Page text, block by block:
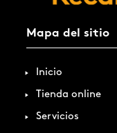
Mapa del sitio
Inicio
Tienda online
Servicios